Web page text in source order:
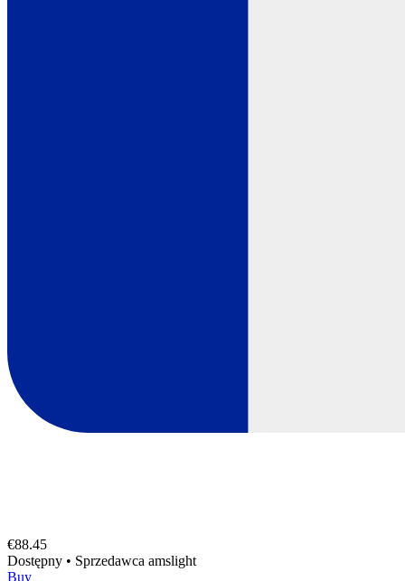
€88.45
Dostępny • Sprzedawca amslight
Buy